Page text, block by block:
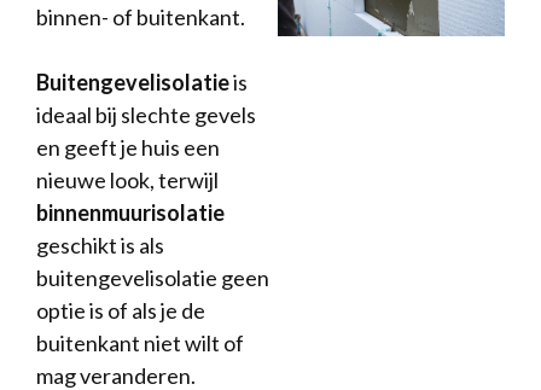
binnen- of buitenkant.
Buitengevelisolatieis
ideaal bij slechte gevels
en geeft je huis een
nieuwe look, terwijl
binnenmuurisolatie
geschikt is als
buitengevelisolatie geen
optie is of als je de
buitenkant niet wilt of
mag veranderen.